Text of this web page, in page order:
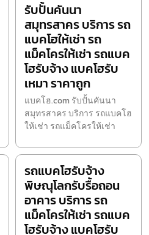
รับปั้นคันนา
สมุทรสาคร บริการ รถ
แบคโฮให้เช่า รถ
แม็คโครให้เช่า รถแบค
โฮรับจ้าง แบคโฮรับ
เหมา ราคาถูก
แบคโฮ.com รับปั้นคันนา
สมุทรสาคร บริการ รถแบคโฮ
ให้เช่า รถแม็คโครให้เช่า
รถแบคโฮรับจ้าง
พิษณุโลกรับรื้อถอน
อาคาร บริการ รถ
แม็คโครให้เช่า รถแบค
โฮรับจ้าง แบคโฮรับ